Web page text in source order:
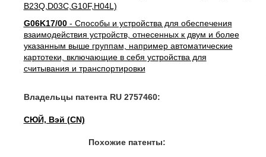
B23Q,D03C,G10F,H04L)
G06K17/00- Способы и устройства для обеспечения
взаимодействия устройств, отнесенных к двум и более
указанным выше группам, например автоматические
картотеки, включающие в себя устройства для
считывания и транспортировки
Владельцы патента RU 2757460:
СЮЙ, Вэй (CN)
Похожие патенты: